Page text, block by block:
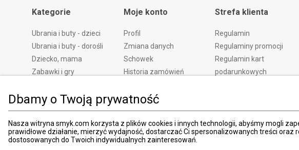
Dbamy o Twoją prywatność
Nasza witryna smyk.com korzysta z plików cookies i innych technologii, abyśmy mogli
prawidłowe działanie, mierzyć wydajność, dostarczać Ci spersonalizowanych treści oraz
dostosowanych do Twoich indywidualnych zainteresowań.
Kategorie
Ubrania i buty - dzieci
Ubrania i buty - dorośli
Dziecko, mama
Zabawki i gry
Zdrowie i uroda
Dom i ogród
Promocje
Porady
Moje konto
Profil
Zmiana danych
Schowek
Historia zamówień
Polityka prywatności
Ustawienia prywatności
Śledzenie zamówień
Strefa klienta
Regulamin
Regulaminy promocji
Regulamin kart
podarunkowych
Reklamacje
Metody płatności
PayPo